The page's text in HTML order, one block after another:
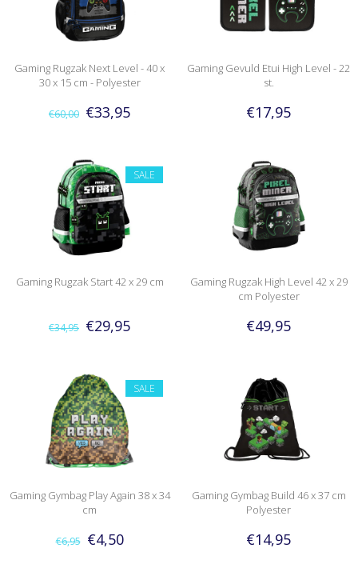
Gaming Rugzak Next Level - 40 x
30 x 15 cm - Polyester
€60,00 €33,95
Gaming Gevuld Etui High Level - 22
st.
€17,95
SALE
Gaming Rugzak Start 42 x 29 cm
€34,95 €29,95
Gaming Rugzak High Level 42 x 29
cm Polyester
€49,95
SALE
Gaming Gymbag Play Again 38 x 34
cm
€6,95 €4,50
Gaming Gymbag Build 46 x 37 cm
Polyester
€14,95